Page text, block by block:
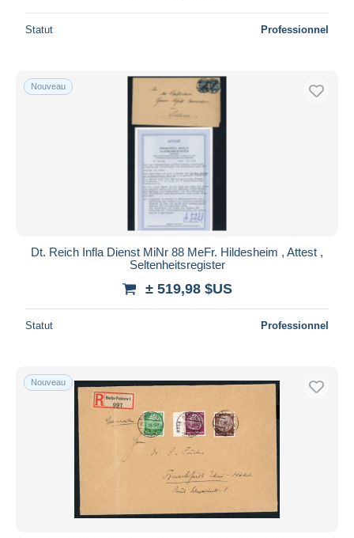
De $US à $US
Appliquer
Statut Professionnel
Nouveau
Dt. Reich Infla Dienst MiNr 88 MeFr. Hildesheim , Attest ,
Seltenheitsregister
± 519,98 $US
Statut Professionnel
Nouveau